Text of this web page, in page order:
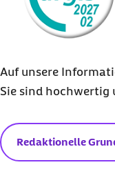
Auf unsere
Sie sind hochwertig
Redaktionelle